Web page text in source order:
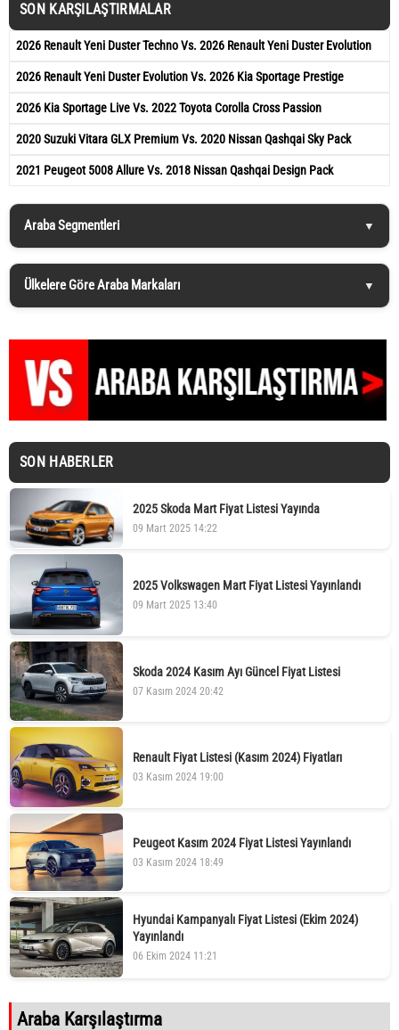
SON KARŞILAŞTIRMALAR
2026 Renault Yeni Duster Techno Vs. 2026 Renault Yeni Duster Evolution
2026 Renault Yeni Duster Evolution Vs. 2026 Kia Sportage Prestige
2026 Kia Sportage Live Vs. 2022 Toyota Corolla Cross Passion
2020 Suzuki Vitara GLX Premium Vs. 2020 Nissan Qashqai Sky Pack
2021 Peugeot 5008 Allure Vs. 2018 Nissan Qashqai Design Pack
Araba Segmentleri
Ülkelere Göre Araba Markaları
SON HABERLER
2025 Skoda Mart Fiyat Listesi Yayında
09 Mart 2025 14:22
2025 Volkswagen Mart Fiyat Listesi Yayınlandı
09 Mart 2025 13:40
Skoda 2024 Kasım Ayı Güncel Fiyat Listesi
07 Kasım 2024 20:42
Renault Fiyat Listesi (Kasım 2024) Fiyatları
03 Kasım 2024 19:00
Peugeot Kasım 2024 Fiyat Listesi Yayınlandı
03 Kasım 2024 18:49
Hyundai Kampanyalı Fiyat Listesi (Ekim 2024)
Yayınlandı
06 Ekim 2024 11:21
Araba Karşılaştırma